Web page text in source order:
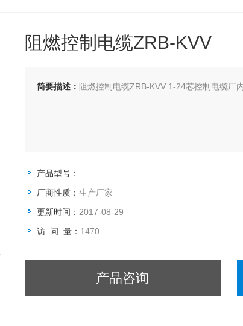
阻燃控制电缆ZRB-KVV
简要描述： 阻燃控制电缆ZRB-KVV 1-24芯控制电缆厂
产品型号：
厂商性质： 生产厂家
更新时间： 2017-08-29
访 问 量： 1470
产品咨询